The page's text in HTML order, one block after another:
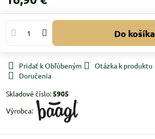
Do košíka
Pridať k Obľúbeným Otázka k produktu
Doručenia
Skladové číslo:5905
Výrobca: